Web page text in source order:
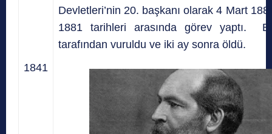
1841
Devletleri’nin 20. başkanı olarak 4 Mart
1881 tarihleri arasında görev yaptı.
tarafından vuruldu ve iki ay sonra öldü.